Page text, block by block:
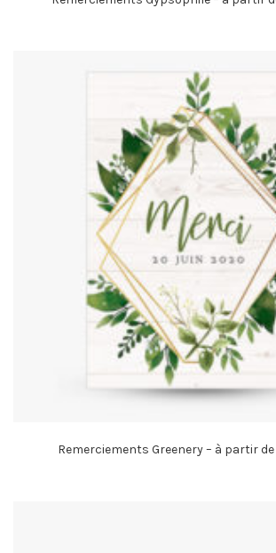
Remerciements Greenery – à partir de